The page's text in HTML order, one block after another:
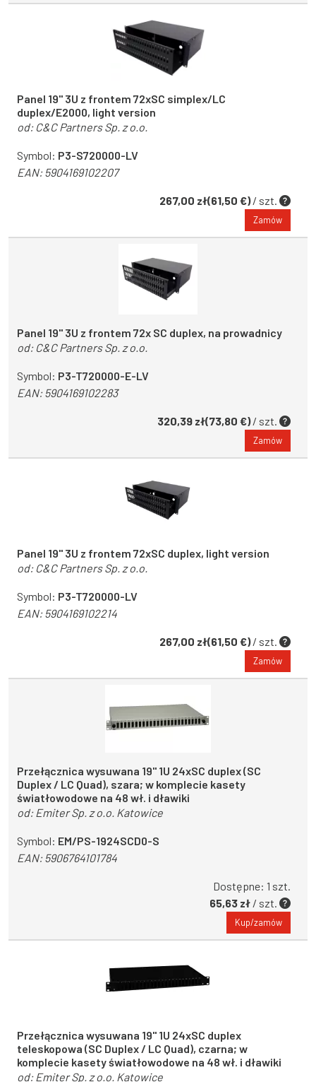
Panel 19'' 3U z frontem 72xSC simplex/LC
duplex/E2000, light version
od: C&C Partners Sp. z o.o.
Symbol: P3-S720000-LV
EAN:5904169102207
267,00 zł(61,50 €)/ szt.
Zamów
Panel 19'' 3U z frontem 72x SC duplex, na prowadnicy
od: C&C Partners Sp. z o.o.
Symbol: P3-T720000-E-LV
EAN:5904169102283
320,39 zł(73,80 €)/ szt.
Zamów
Panel 19'' 3U z frontem 72xSC duplex, light version
od: C&C Partners Sp. z o.o.
Symbol: P3-T720000-LV
EAN:5904169102214
267,00 zł(61,50 €)/ szt.
Zamów
Przełącznica wysuwana 19" 1U 24xSC duplex (SC
Duplex / LC Quad), szara; w komplecie kasety
światłowodowe na 48 wł. i dławiki
od: Emiter Sp. z o.o. Katowice
Symbol: EM/PS-1924SCD0-S
EAN:5906764101784
Dostępne: 1 szt.
65,63 zł / szt.
Kup/zamów
Przełącznica wysuwana 19" 1U 24xSC duplex
teleskopowa (SC Duplex / LC Quad), czarna; w
komplecie kasety światłowodowe na 48 wł. i dławiki
od: Emiter Sp. z o.o. Katowice